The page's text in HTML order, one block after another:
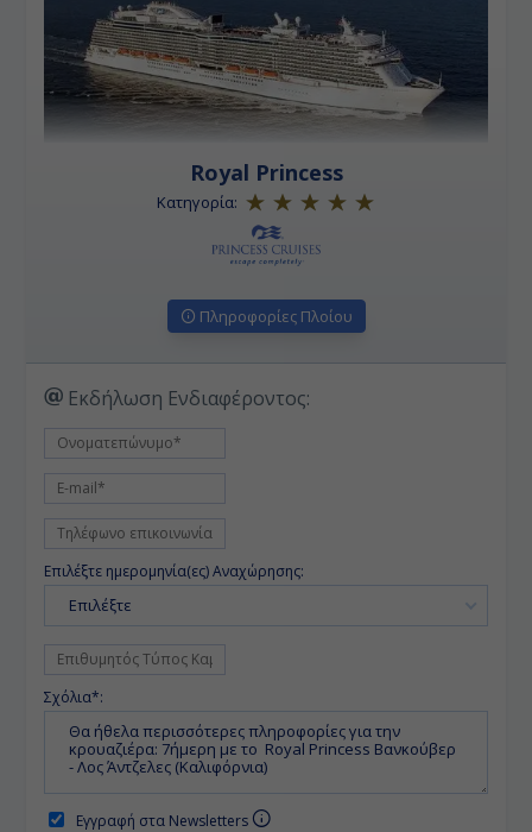
Royal Princess
Κατηγορία:
Πληροφορίες Πλοίου
Εκδήλωση Ενδιαφέροντος:
Επιλέξτε ημερομηνία(ες) Αναχώρησης:
Επιλέξτε
Σχόλια*:
Εγγραφή στα Newsletters